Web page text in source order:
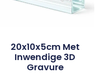
20x10x5cm Met
Inwendige 3D
Gravure